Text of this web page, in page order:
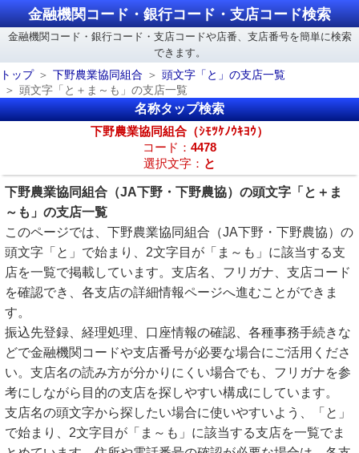
金融機関コード・銀行コード・支店コード検索
金融機関コード・銀行コード・支店コードや店番、支店番号を簡単に検索
できます。
トップ
下野農業協同組合
頭文字「と」の支店一覧
頭文字「と＋ま～も」の支店一覧
名称タップ検索
下野農業協同組合（ｼﾓﾂｹﾉｳｷﾖｳ）
コード： 4478
選択文字： と
下野農業協同組合（JA下野・下野農協）の頭文字「と＋ま
～も」の支店一覧
このページでは、下野農業協同組合（JA下野・下野農協）の
頭文字「と」で始まり、2文字目が「ま～も」に該当する支
店を一覧で掲載しています。支店名、フリガナ、支店コード
を確認でき、各支店の詳細情報ページへ進むことができま
す。
振込先登録、経理処理、口座情報の確認、各種事務手続きな
どで金融機関コードや支店番号が必要な場合にご活用くださ
い。支店名の読み方が分かりにくい場合でも、フリガナを参
考にしながら目的の支店を探しやすい構成にしています。
支店名の頭文字から探したい場合に使いやすいよう、「と」
で始まり、2文字目が「ま～も」に該当する支店を一覧でま